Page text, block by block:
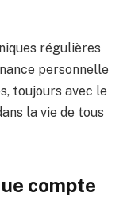
régulières
personnelle
toujours avec le
la vie de tous
compte